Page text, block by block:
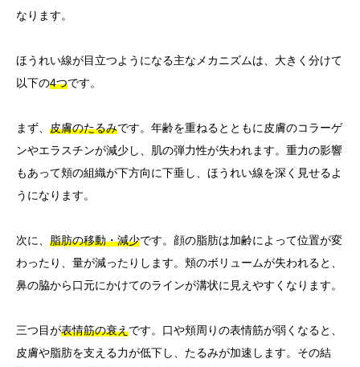
なります。
ほうれい線が目立つようになる主なメカニズムは、大きく分けて
以下の4つです。
まず、 皮膚のたるみです。年齢を重ねるとともに皮膚のコラーゲ
ンやエラスチンが減少し、肌の弾力性が失われます。重力の影響
もあって頬の組織が下方向に下垂し、ほうれい線を深く見せるよ
うになります。
次に、 脂肪の移動・減少です。顔の脂肪は加齢によって位置が変
わったり、量が減ったりします。頬のボリュームが失われると、
鼻の脇から口元にかけてのラインが溝状に見えやすくなります。
三つ目が表情筋の衰えです。口や頬周りの表情筋が弱くなると、
皮膚や脂肪を支える力が低下し、たるみが加速します。その結